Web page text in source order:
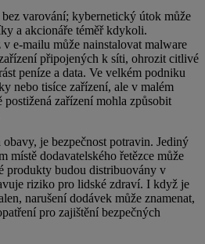
varování; kybernetický útok může
a akcionáře téměř kdykoli.
e-mailu může nainstalovat malware
připojených k síti, ohrozit citlivé
peníze a data. Ve velkém podniku
nebo tisíce zařízení, ale v malém
zařízení mohla způsobit
je bezpečnost potravin. Jediný
místě dodavatelského řetězce může
produkty budou distribuovány v
riziko pro lidské zdraví. I když je
narušení dodávek může znamenat,
pro zajištění bezpečných